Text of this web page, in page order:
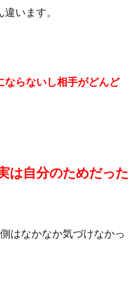
います。
ならないし相手がどんど
は自分のためだった
はなかなか気づけなかっ